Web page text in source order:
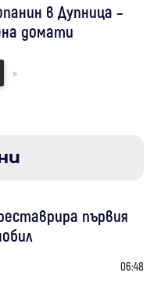
в Дупница –
домати
»
първия
06:48